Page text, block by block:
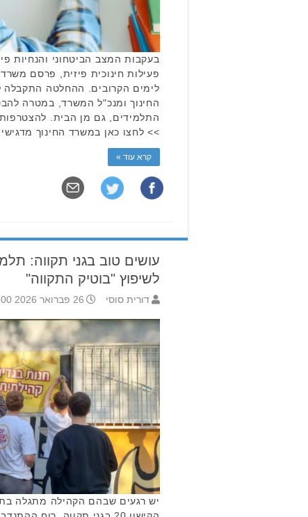
בעקבות המצב הביטחוני והנחיות
פעילות חינוכית פיזית, פרסם
לימים הקרובים. ההחלטה
החינוך ומנכ"ל המשרד, במטרה
התלמידים, גם מן הבית.
>> לחצו כאן במשרד החינוך
קרא עוד »
עושים טוב בגני תקווה:
לשיפוץ "בוטיק התקווה"
דורית סוסי 26 פברואר 2026 11:00
יש רגעים שבהם הקהילה מתגלה